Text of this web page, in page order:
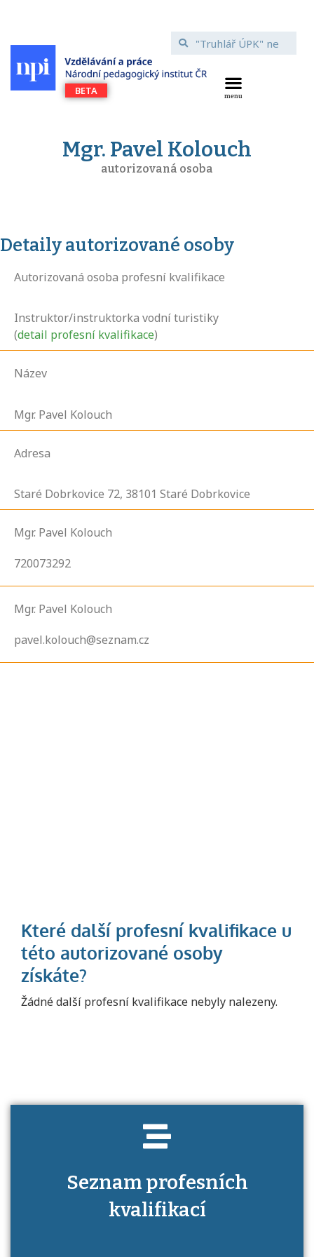
Mgr. Pavel Kolouch
autorizovaná osoba
Detaily autorizované osoby
Autorizovaná osoba profesní kvalifikace
Instruktor/instruktorka vodní turistiky
(detail profesní kvalifikace)
Název
Mgr. Pavel Kolouch
Adresa
Staré Dobrkovice 72, 38101 Staré Dobrkovice
Mgr. Pavel Kolouch
720073292
Mgr. Pavel Kolouch
pavel.kolouch@seznam.cz
Žádné další profesní kvalifikace nebyly nalezeny.
Seznam profesních
kvalifikací
Projděte si seznam profesních kvalifikací.